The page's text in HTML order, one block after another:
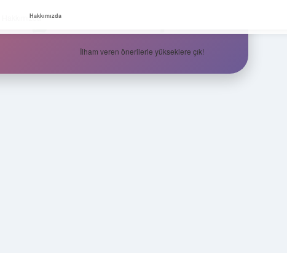
HakkımızdaZirvedeki Fikirler
İlham veren önerilerle yükseklere çık!
Sidebar
Hakkımızda